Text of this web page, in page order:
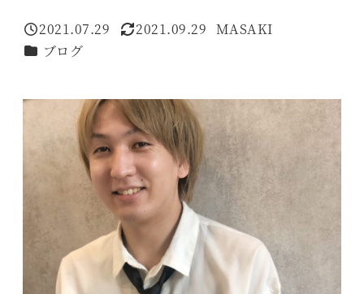
投稿日
2021.07.29
更新日
2021.09.29
著
MASAKI
カテゴリー
ブログ